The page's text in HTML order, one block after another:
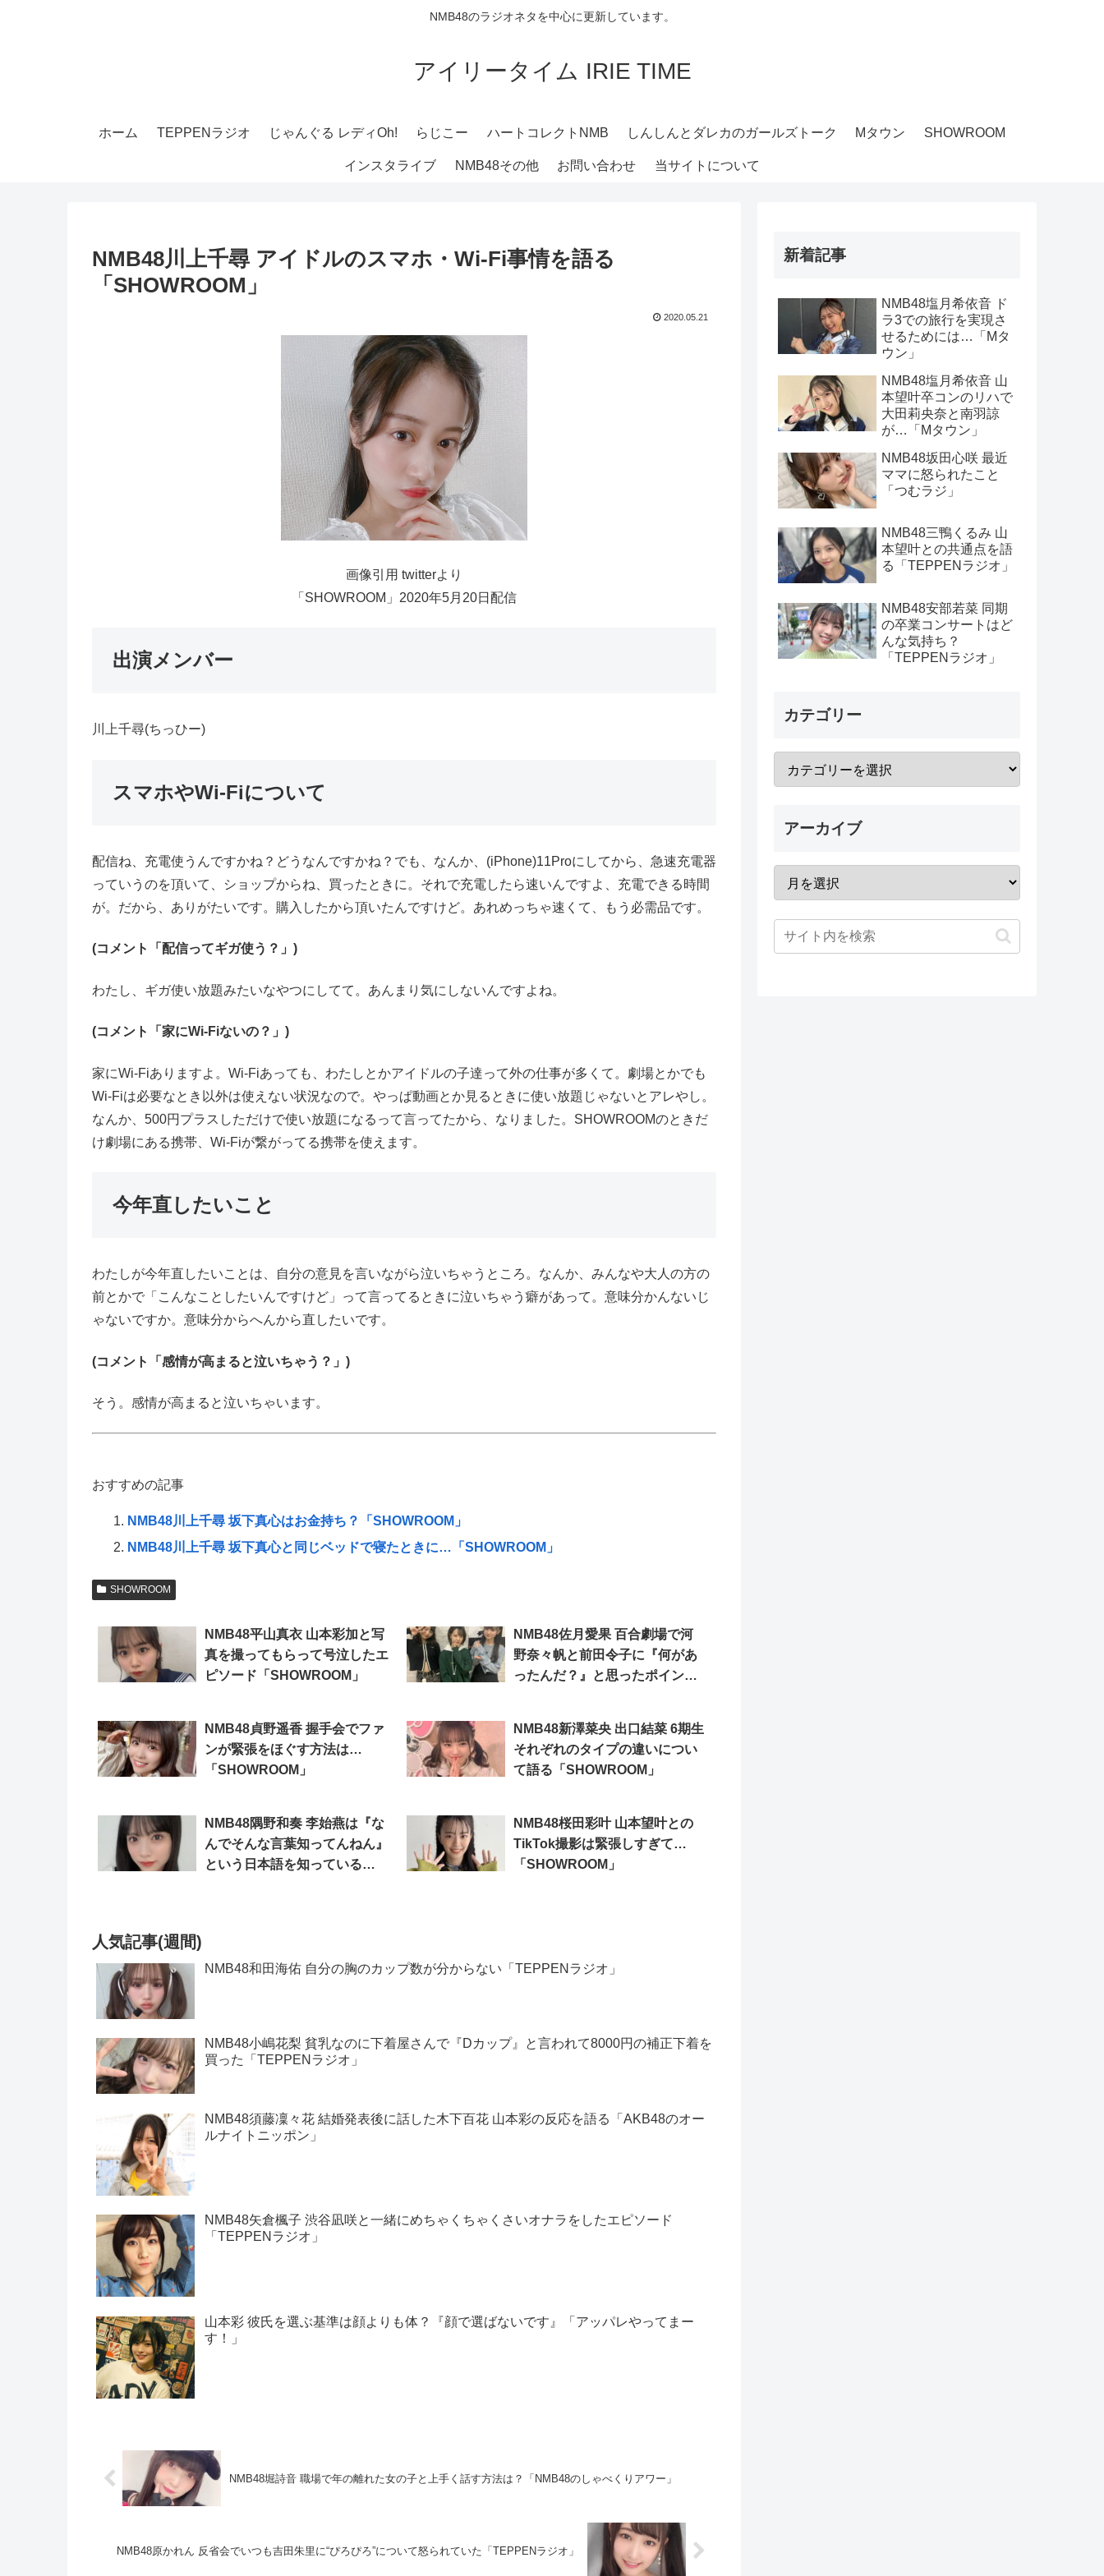
NMB48のラジオネタを中心に更新しています。
アイリータイム IRIE TIME
ホーム TEPPENラジオ じゃんぐる レディOh! らじこー ハートコレクトNMB しんしんとダレカのガールズトーク Mタウン SHOWROOM
インスタライブ NMB48その他 お問い合わせ 当サイトについて
NMB48川上千尋 アイドルのスマホ・Wi-Fi事情を語る
「SHOWROOM」
2020.05.21
画像引用 twitterより
「SHOWROOM」2020年5月20日配信
出演メンバー
川上千尋(ちっひー)
スマホやWi-Fiについて
配信ね、充電使うんですかね？どうなんですかね？でも、なんか、(iPhone)11Proにしてから、急速充電器
っていうのを頂いて、ショップからね、買ったときに。それで充電したら速いんですよ、充電できる時間
が。だから、ありがたいです。購入したから頂いたんですけど。あれめっちゃ速くて、もう必需品です。
(コメント「配信ってギガ使う？」)
わたし、ギガ使い放題みたいなやつにしてて。あんまり気にしないんですよね。
(コメント「家にWi-Fiないの？」)
家にWi-Fiありますよ。Wi-Fiあっても、わたしとかアイドルの子達って外の仕事が多くて。劇場とかでも
Wi-Fiは必要なとき以外は使えない状況なので。やっぱ動画とか見るときに使い放題じゃないとアレやし。
なんか、500円プラスしただけで使い放題になるって言ってたから、なりました。SHOWROOMのときだ
け劇場にある携帯、Wi-Fiが繋がってる携帯を使えます。
今年直したいこと
わたしが今年直したいことは、自分の意見を言いながら泣いちゃうところ。なんか、みんなや大人の方の
前とかで「こんなことしたいんですけど」って言ってるときに泣いちゃう癖があって。意味分かんないじ
ゃないですか。意味分からへんから直したいです。
(コメント「感情が高まると泣いちゃう？」)
そう。感情が高まると泣いちゃいます。
おすすめの記事
NMB48川上千尋 坂下真心はお金持ち？「SHOWROOM」
NMB48川上千尋 坂下真心と同じベッドで寝たときに…「SHOWROOM」
SHOWROOM
NMB48平山真衣 山本彩加と写
真を撮ってもらって号泣したエ
ピソード「SHOWROOM」
NMB48佐月愛果 百合劇場で河
野奈々帆と前田令子に『何があ
ったんだ？』と思ったポイント
NMB48貞野遥香 握手会でファ
ンが緊張をほぐす方法は…
「SHOWROOM」
NMB48新澤菜央 出口結菜 6期生
それぞれのタイプの違いについ
て語る「SHOWROOM」
NMB48隅野和奏 李始燕は『な
んでそんな言葉知ってんねん』
という日本語を知っている
NMB48桜田彩叶 山本望叶との
TikTok撮影は緊張しすぎて…
「SHOWROOM」
人気記事(週間)
NMB48和田海佑 自分の胸のカップ数が分からない「TEPPENラジオ」
NMB48小嶋花梨 貧乳なのに下着屋さんで『Dカップ』と言われて8000円の補正下着を
買った「TEPPENラジオ」
NMB48須藤凜々花 結婚発表後に話した木下百花 山本彩の反応を語る「AKB48のオー
ルナイトニッポン」
NMB48矢倉楓子 渋谷凪咲と一緒にめちゃくちゃくさいオナラをしたエピソード
「TEPPENラジオ」
山本彩 彼氏を選ぶ基準は顔よりも体？『顔で選ばないです』「アッパレやってまー
す！」
NMB48堀詩音 職場で年の離れた女の子と上手く話す方法は？「NMB48のしゃべくりアワー」
NMB48原かれん 反省会でいつも吉田朱里に“ぴろぴろ”について怒られていた「TEPPENラジオ」
新着記事
NMB48塩月希依音 ド
ラ3での旅行を実現さ
せるためには…「Mタ
ウン」
NMB48塩月希依音 山
本望叶卒コンのリハで
大田莉央奈と南羽諒
が…「Mタウン」
NMB48坂田心咲 最近
ママに怒られたこと
「つむラジ」
NMB48三鴨くるみ 山
本望叶との共通点を語
る「TEPPENラジオ」
NMB48安部若菜 同期
の卒業コンサートはど
んな気持ち？
「TEPPENラジオ」
カテゴリー
アーカイブ